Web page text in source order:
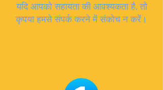
यदि आपको सहायता की आवश्यकता है, तो
कृपया हमसे संपर्क करने में संकोच न करें।